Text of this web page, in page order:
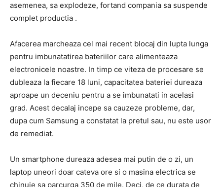
asemenea, sa explodeze, fortand compania sa suspende
complet productia .
Afacerea marcheaza cel mai recent blocaj din lupta lunga
pentru imbunatatirea bateriilor care alimenteaza
electronicele noastre. In timp ce viteza de procesare se
dubleaza la fiecare 18 luni, capacitatea bateriei dureaza
aproape un deceniu pentru a se imbunatati in acelasi
grad. Acest decalaj incepe sa cauzeze probleme, dar,
dupa cum Samsung a constatat la pretul sau, nu este usor
de remediat.
Un smartphone dureaza adesea mai putin de o zi, un
laptop uneori doar cateva ore si o masina electrica se
chinuie sa parcurga 350 de mile. Deci, de ce durata de